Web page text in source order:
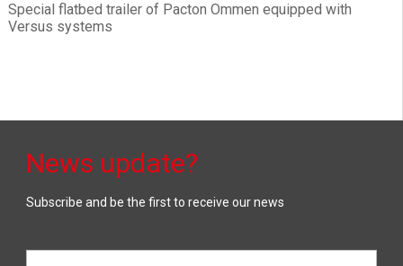
Special flatbed trailer of Pacton Ommen equipped with
Versus systems
News update?
Subscribe and be the first to receive our news